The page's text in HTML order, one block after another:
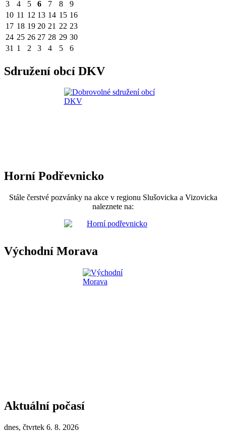
3
4 5 6 7 8
9
10 11 12 13 14 15 16
17 18 19 20 21 22 23
24 25 26 27 28 29 30
31 1 2 3 4 5 6
Sdružení obcí DKV
Horní Podřevnicko
Stále čerstvé pozvánky na akce v regionu Slušovicka a Vizovicka
naleznete na:
Východní Morava
Aktuální počasí
dnes, čtvrtek 6. 8. 2026